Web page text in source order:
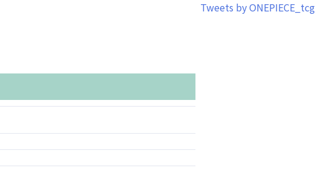
Tweets by ONEPIECE_tcg